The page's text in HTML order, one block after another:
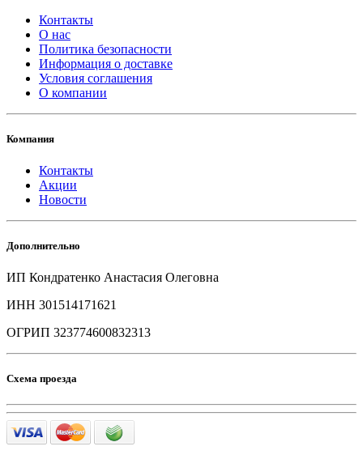
Контакты
О нас
Политика безопасности
Информация о доставке
Условия соглашения
О компании
Компания
Контакты
Акции
Новости
Дополнительно
ИП Кондратенко Анастасия Олеговна
ИНН 301514171621
ОГРИП 323774600832313
Схема проезда